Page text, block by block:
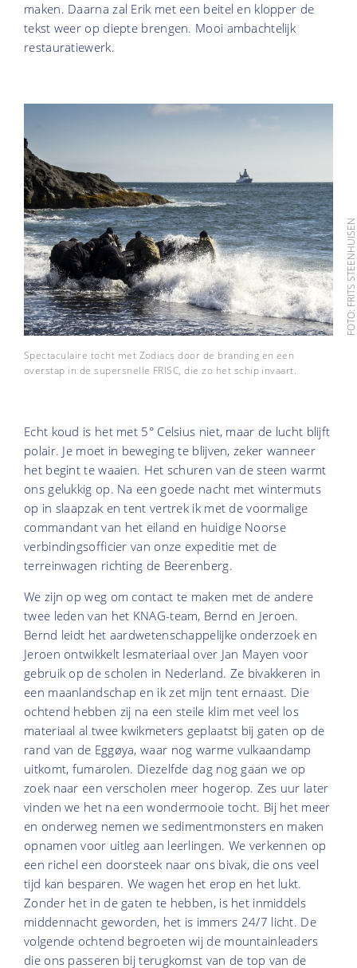
maken. Daarna zal Erik met een beitel en klopper de
tekst weer op diepte brengen. Mooi ambachtelijk
restauratiewerk.
FOTO: FRITS STEENHUISEN
Spectaculaire tocht met Zodiacs door de branding en een
overstap in de supersnelle FRISC, die zo het schip invaart.
Echt koud is het met 5° Celsius niet, maar de lucht blijft
polair. Je moet in beweging te blijven, zeker wanneer
het begint te waaien. Het schuren van de steen warmt
ons gelukkig op. Na een goede nacht met wintermuts
op in slaapzak en tent vertrek ik met de voormalige
commandant van het eiland en huidige Noorse
verbindingsofficier van onze expeditie met de
terreinwagen richting de Beerenberg.
We zijn op weg om contact te maken met de andere
twee leden van het KNAG-team, Bernd en Jeroen.
Bernd leidt het aardwetenschappelijke onderzoek en
Jeroen ontwikkelt lesmateriaal over Jan Mayen voor
gebruik op de scholen in Nederland. Ze bivakkeren in
een maanlandschap en ik zet mijn tent ernaast. Die
ochtend hebben zij na een steile klim met veel los
materiaal al twee kwikmeters geplaatst bij gaten op de
rand van de Eggøya, waar nog warme vulkaandamp
uitkomt, fumarolen. Diezelfde dag nog gaan we op
zoek naar een verscholen meer hogerop. Zes uur later
vinden we het na een wondermooie tocht. Bij het meer
en onderweg nemen we sedimentmonsters en maken
opnamen voor uitleg aan leerlingen. We verkennen op
een richel een doorsteek naar ons bivak, die ons veel
tijd kan besparen. We wagen het erop en het lukt.
Zonder het in de gaten te hebben, is het inmiddels
middennacht geworden, het is immers 24/7 licht. De
volgende ochtend begroeten wij de mountainleaders
die ons passeren bij terugkomst van de top van de